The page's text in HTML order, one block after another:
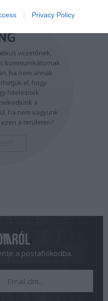
Privacy Policy
vezetőnek,
kommunikátornak
ha nem annak
el, hogy
hitelesnek
a
ha nem vagyunk
a területen?
a postafiókodba.